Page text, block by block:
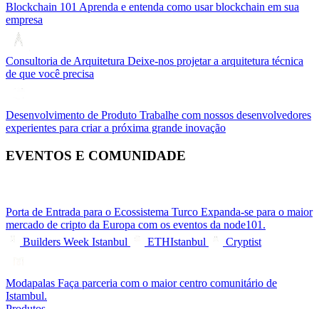
Blockchain 101 Aprenda e entenda como usar blockchain em sua
empresa
Consultoria de Arquitetura Deixe-nos projetar a arquitetura técnica
de que você precisa
Desenvolvimento de Produto Trabalhe com nossos desenvolvedores
experientes para criar a próxima grande inovação
EVENTOS E COMUNIDADE
Porta de Entrada para o Ecossistema Turco Expanda-se para o maior
mercado de cripto da Europa com os eventos da node101.
Builders Week Istanbul
ETHIstanbul Cryptist
Modapalas Faça parceria com o maior centro comunitário de
Istambul.